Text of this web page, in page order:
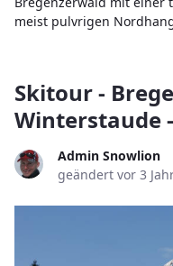
meist pulvrigen
Skitour -
Winterstaude
Admin Snowlion
geändert vor 3